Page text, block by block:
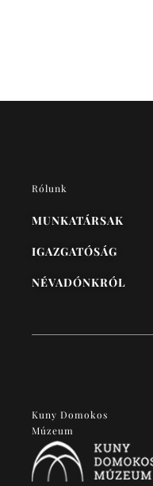
Rólunk
MUNKATÁRSAK
IGAZGATÓSÁG
NÉVADÓNKRÓL
Kuny Domokos
Múzeum